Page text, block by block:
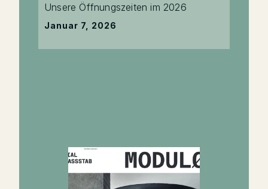
Unsere Öffnungszeiten im 2026
Januar 7, 2026